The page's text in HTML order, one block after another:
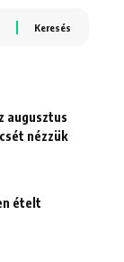
augusztus
nézzük
ételt